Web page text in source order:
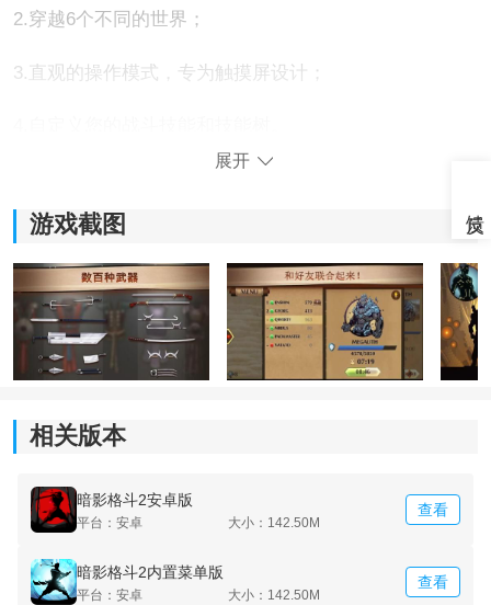
2.穿越6个不同的世界；
3.直观的操作模式，专为触摸屏设计；
《暗影格斗2》游戏亮点：
1.经过不懈的努力，我们现在自豪地宣布，已经使用
Unity引擎对游戏进行了全面优化。
2.扩展了第三个地狱，并添加了一个BOSS。
展开
游戏截图
相关版本
暗影格斗2安卓版
平台：安卓 大小：142.50M
查看
暗影格斗2内置菜单版
平台：安卓 大小：142.50M
查看